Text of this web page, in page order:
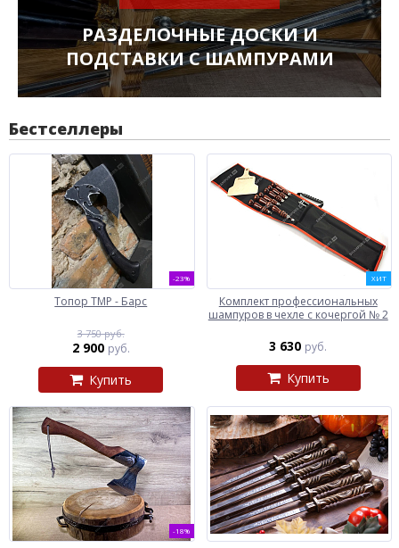
РАЗДЕЛОЧНЫЕ ДОСКИ И
ПОДСТАВКИ С ШАМПУРАМИ
Бестселлеры
-23%
Топор ТМР - Барс
3 750 руб.
2 900 руб.
Купить
ХИТ
Комплект профессиональных
шампуров в чехле с кочергой № 2
3 630 руб.
Купить
-18%